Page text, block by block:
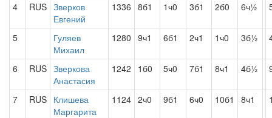
4 RUS Зверков
Евгений
1336 8б1 1ч0 3б1 2б0 6ч½
5
Гуляев
Михаил
1280 9ч1 6б1 2ч1 1ч0 3б½
6 RUS Зверкова
Анастасия
1242 1б0 5ч0 7б1 8ч1 4б½
7 RUS Клишева
Маргарита
1124 2ч0 9б1 6ч0 10б1 8ч1